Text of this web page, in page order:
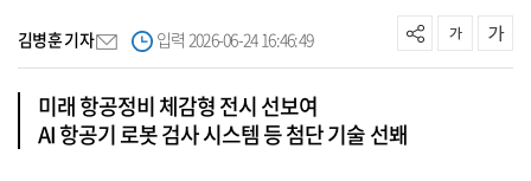
김병훈 기자 입력 2026-06-24 16:46:49
미래 항공정비 체감형 전시 선보여
AI 항공기 로봇 검사 시스템 등 첨단 기술 선봬